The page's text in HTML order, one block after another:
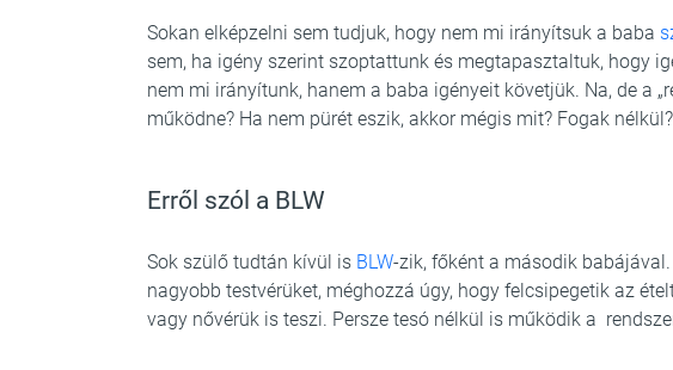
Sokan elképzelni sem tudjuk, hogy nem mi irányítsuk a baba
sem, ha igény szerint szoptattunk és megtapasztaltuk, hogy
nem mi irányítunk, hanem a baba igényeit követjük. Na, de a
működne? Ha nem pürét eszik, akkor mégis mit? Fogak nélkül?
Erről szól a BLW
Sok szülő tudtán kívül is BLW-zik, főként a második
nagyobb testvérüket, méghozzá úgy, hogy felcsipegetik az
vagy nővérük is teszi. Persze tesó nélkül is működik a